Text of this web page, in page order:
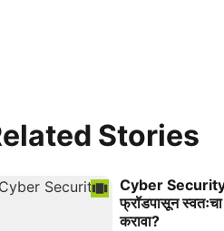
Stories
Cyber Security
फ्रॉडपासून
करावा?